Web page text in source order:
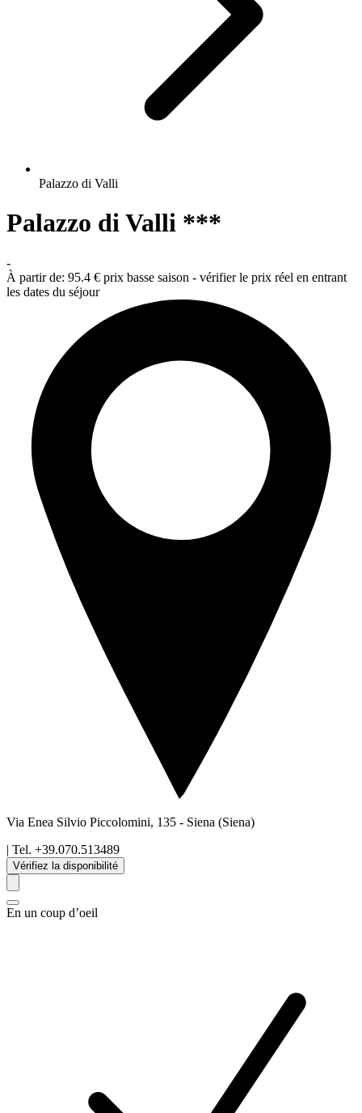
Palazzo di Valli
Palazzo di Valli ***
-
À partir de: 95.4 € prix basse saison - vérifier le prix réel en entrant
les dates du séjour
Via Enea Silvio Piccolomini, 135 - Siena (Siena)
| Tel. +39.070.513489
Vérifiez la disponibilité
En un coup d’oeil